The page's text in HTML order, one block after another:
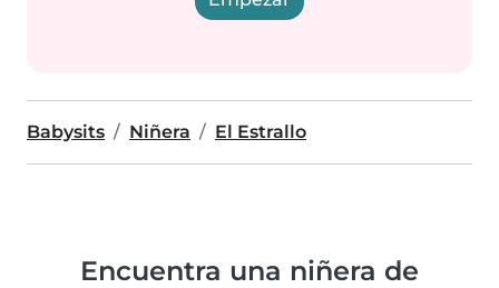
Babysits Niñera El Estrallo
Encuentra una niñera de